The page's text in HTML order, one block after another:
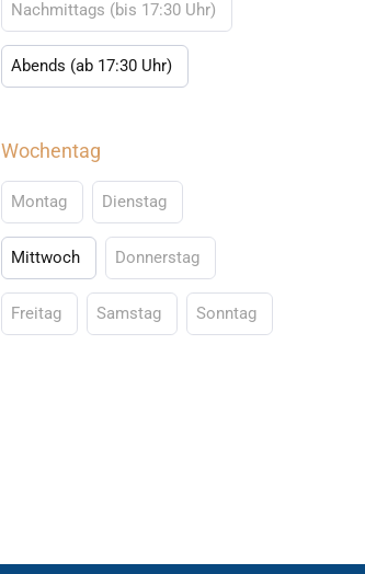
Nachmittags (bis 17:30 Uhr)
Abends (ab 17:30 Uhr)
Wochentag
Montag Dienstag
Mittwoch Donnerstag
Freitag Samstag Sonntag